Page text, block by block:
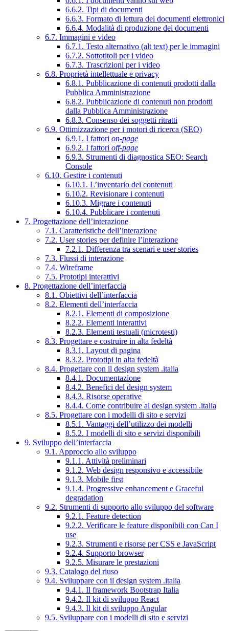
6.6.2. Tipi di documenti
6.6.3. Formato di lettura dei documenti elettronici
6.6.4. Modalità di produzione dei documenti
6.7. Immagini e video
6.7.1. Testo alternativo (alt text) per le immagini
6.7.2. Sottotitoli per i video
6.7.3. Trascrizioni per i video
6.8. Proprietà intellettuale e privacy
6.8.1. Pubblicazione di contenuti prodotti dalla
Pubblica Amministrazione
6.8.2. Pubblicazione di contenuti non prodotti
dalla Pubblica Amministrazione
6.8.3. Consenso dei soggetti ritratti
6.9. Ottimizzazione per i motori di ricerca (SEO)
6.9.1. I fattori on-page
6.9.2. I fattori off-page
6.9.3. Strumenti di diagnostica SEO: Search
Console
6.10. Gestire i contenuti
6.10.1. L’inventario dei contenuti
6.10.2. Revisionare i contenuti
6.10.3. Migrare i contenuti
6.10.4. Pubblicare i contenuti
7. Progettazione dell’interazione
7.1. Caratteristiche dell’interazione
7.2. User stories per definire l’interazione
7.2.1. Differenza tra scenari e user stories
7.3. Flussi di interazione
7.4. Wireframe
7.5. Prototipi interattivi
8. Progettazione dell’interfaccia
8.1. Obiettivi dell’interfaccia
8.2. Elementi dell’interfaccia
8.2.1. Elementi di composizione
8.2.2. Elementi interattivi
8.2.3. Elementi testuali (microtesti)
8.3. Progettare e costruire in alta fedeltà
8.3.1. Layout di pagina
8.3.2. Prototipi in alta fedeltà
8.4. Progettare con il design system .italia
8.4.1. Documentazione
8.4.2. Benefici del design system
8.4.3. Risorse operative
8.4.4. Come contribuire al design system .italia
8.5. Progettare con i modelli di sito e servizi
8.5.1. Vantaggi dell’utilizzo dei modelli
8.5.2. I modelli di sito e servizi disponibili
9. Sviluppo dell’interfaccia
9.1. Approccio allo sviluppo
9.1.1. Attività preliminari
9.1.2. Web design responsivo e accessibile
9.1.3. Mobile first
9.1.4. Progressive enhancement e Graceful
degradation
9.2. Strumenti di supporto allo sviluppo del software
9.2.1. Feature detection
9.2.2. Verificare le feature disponibili con Can I
use
9.2.3. Strumenti e risorse per CSS e JavaScript
9.2.4. Supporto browser
9.2.5. Misurare le prestazioni
9.3. Catalogo del riuso
9.4. Sviluppare con il design system .italia
9.4.1. Il framework Bootstrap Italia
9.4.2. Il kit di sviluppo React
9.4.3. Il kit di sviluppo Angular
9.5. Sviluppare con i modelli di sito e servizi